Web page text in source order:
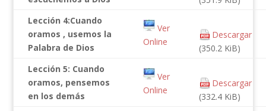
Lección 4:Cuando
oramos , usemos la
Palabra de Dios
Ver
Online
Descargar
(350.2 KiB)
Lección 5: Cuando
oramos, pensemos
en los demás
Ver
Online
Descargar
(332.4 KiB)